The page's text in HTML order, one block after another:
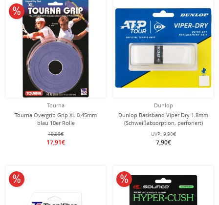
Tourna
Tourna Overgrip Grip XL 0.45mm
blau 10er Rolle
19,90€
17,91€
10% reduziert
Dunlop
Dunlop Basisband Viper Dry 1.8mm
(Schweißabsorption, perforiert)
weiss - 1 Stück
UVP: 9,90€
7,90€
10% reduziert 10% reduziert